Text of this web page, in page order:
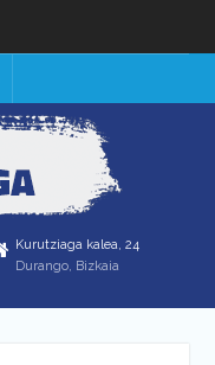
Kurutziaga kalea, 24
Durango, Bizkaia